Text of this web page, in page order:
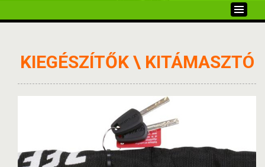
Toggle
KIEGÉSZÍTŐK \ KITÁMASZTÓ